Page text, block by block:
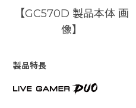
【GC570D 製品本体 画
像】
製品特長